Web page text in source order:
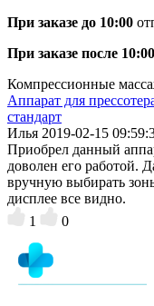
При заказе до 10:00
При заказе после 10:00
Компрессионные
Аппарат для
стандарт
Илья 2019-02-15
Приобрел данный
доволен его работой.
вручную выбирать
дисплее все видно.
1
0